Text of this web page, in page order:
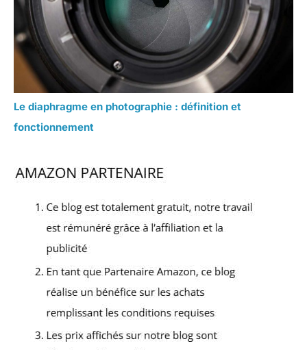
Le diaphragme en photographie : définition et
fonctionnement